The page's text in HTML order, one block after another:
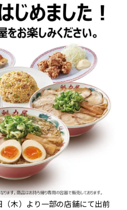
木）より一部の店舗にて出前